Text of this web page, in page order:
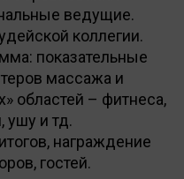
ведущие.
коллегии.
показательные
массажа и
областей – фитнеса,
ушу и тд.
награждение
гостей.